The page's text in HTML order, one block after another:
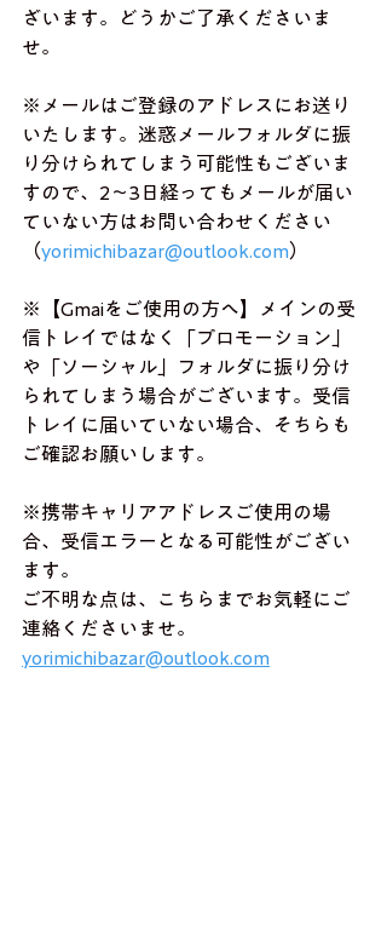
ざいます。どうかご了承くださいま
せ。
※メールはご登録のアドレスにお送り
いたします。迷惑メールフォルダに振
り分けられてしまう可能性もございま
すので、2〜3日経ってもメールが届い
ていない方はお問い合わせください
（yorimichibazar@outlook.com）
※【Gmaiをご使用の方へ】メインの受
信トレイではなく「プロモーション」
や「ソーシャル」フォルダに振り分け
られてしまう場合がございます。受信
トレイに届いていない場合、そちらも
ご確認お願いします。
※携帯キャリアアドレスご使用の場
合、受信エラーとなる可能性がござい
ます。
ご不明な点は、こちらまでお気軽にご
連絡くださいませ。
yorimichibazar@outlook.com